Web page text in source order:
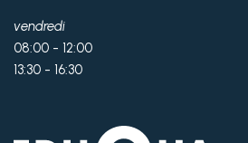
vendredi
08:00 - 12:00
13:30 - 16:30